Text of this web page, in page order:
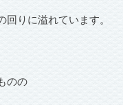
りに溢れています。
のの